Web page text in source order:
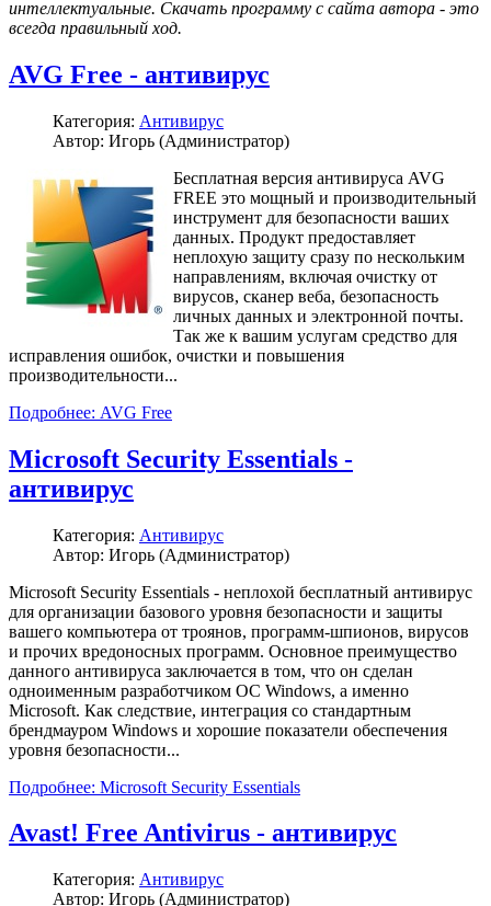
интеллектуальные. Скачать программу с сайта автора - это
всегда правильный ход.
AVG Free - антивирус
Категория: Антивирус
Автор: Игорь (Администратор)
Бесплатная версия антивируса AVG
FREE это мощный и производительный
инструмент для безопасности ваших
данных. Продукт предоставляет
неплохую защиту сразу по нескольким
направлениям, включая очистку от
вирусов, сканер веба, безопасность
личных данных и электронной почты.
Так же к вашим услугам средство для
исправления ошибок, очистки и повышения
производительности...
Подробнее: AVG Free
Microsoft Security Essentials -
антивирус
Категория: Антивирус
Автор: Игорь (Администратор)
Microsoft Security Essentials - неплохой бесплатный антивирус
для организации базового уровня безопасности и защиты
вашего компьютера от троянов, программ-шпионов, вирусов
и прочих вредоносных программ. Основное преимущество
данного антивируса заключается в том, что он сделан
одноименным разработчиком ОС Windows, а именно
Microsoft. Как следствие, интеграция со стандартным
брендмауром Windows и хорошие показатели обеспечения
уровня безопасности...
Подробнее: Microsoft Security Essentials
Avast! Free Antivirus - антивирус
Категория: Антивирус
Автор: Игорь (Администратор)